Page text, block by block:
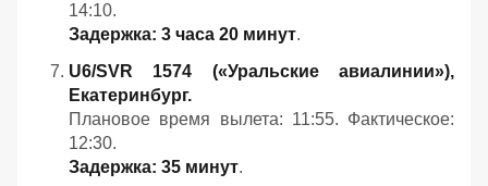
14:10.
Задержка: 3 часа 20 минут.
U6/SVR 1574 («Уральские авиалинии»),
Екатеринбург.
Плановое время вылета: 11:55. Фактическое:
12:30.
Задержка: 35 минут.